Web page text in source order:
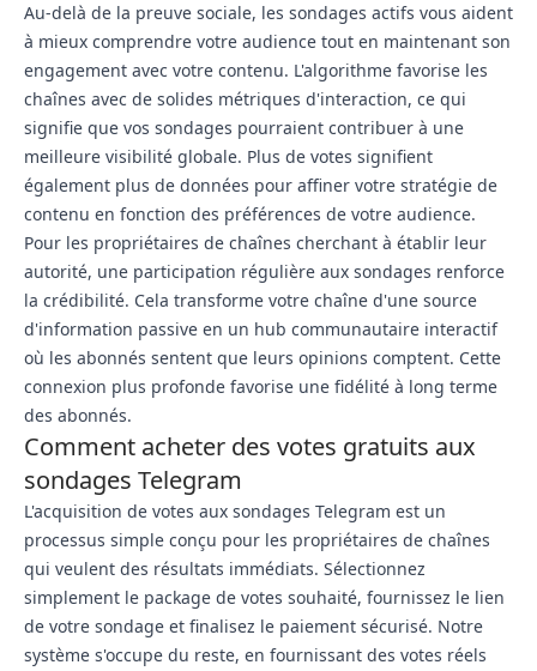
Au-delà de la preuve sociale, les sondages actifs vous aident
à mieux comprendre votre audience tout en maintenant son
engagement avec votre contenu. L'algorithme favorise les
chaînes avec de solides métriques d'interaction, ce qui
signifie que vos sondages pourraient contribuer à une
meilleure visibilité globale. Plus de votes signifient
également plus de données pour affiner votre stratégie de
contenu en fonction des préférences de votre audience.
Pour les propriétaires de chaînes cherchant à établir leur
autorité, une participation régulière aux sondages renforce
la crédibilité. Cela transforme votre chaîne d'une source
d'information passive en un hub communautaire interactif
où les abonnés sentent que leurs opinions comptent. Cette
connexion plus profonde favorise une fidélité à long terme
des abonnés.
Comment acheter des votes gratuits aux
sondages Telegram
L'acquisition de votes aux sondages Telegram est un
processus simple conçu pour les propriétaires de chaînes
qui veulent des résultats immédiats. Sélectionnez
simplement le package de votes souhaité, fournissez le lien
de votre sondage et finalisez le paiement sécurisé. Notre
système s'occupe du reste, en fournissant des votes réels